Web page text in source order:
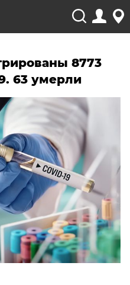
8773
63 умерли